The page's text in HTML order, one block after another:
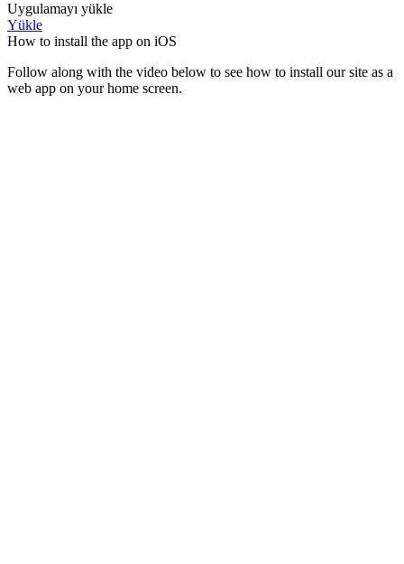
Uygulamayı yükle
Yükle
How to install the app on iOS
Follow along with the video below to see how to install our site as a
web app on your home screen.